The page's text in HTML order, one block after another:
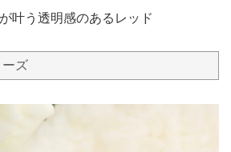
叶う透明感のあるレッド
ズ